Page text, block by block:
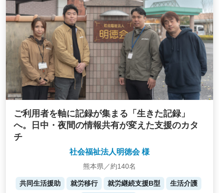
ご利用者を軸に記録が集まる「生きた記録」
へ。日中・夜間の情報共有が変えた支援のカタ
チ
社会福祉法人明徳会 様
熊本県／約140名
共同生活援助 就労移行 就労継続支援B型
生活介護